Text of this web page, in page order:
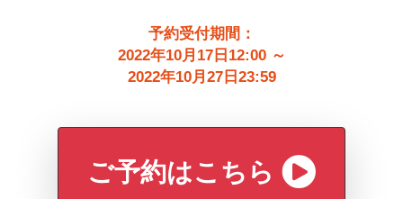
予約受付期間：
2022年10月17日12:00 ～
2022年10月27日23:59
ご予約はこちら